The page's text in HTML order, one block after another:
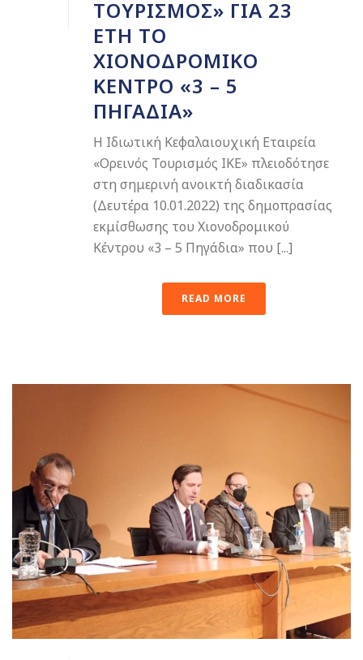
ΤΟΥΡΙΣΜΌΣ» ΓΙΑ 23
ΈΤΗ ΤΟ
ΧΙΟΝΟΔΡΟΜΙΚΌ
ΚΈΝΤΡΟ «3 – 5
ΠΗΓΆΔΙΑ»
Η Ιδιωτική Κεφαλαιουχική Εταιρεία
«Ορεινός Τουρισμός ΙΚΕ» πλειοδότησε
στη σημερινή ανοικτή διαδικασία
(Δευτέρα 10.01.2022) της δημοπρασίας
εκμίσθωσης του Χιονοδρομικού
Κέντρου «3 – 5 Πηγάδια» που [...]
READ MORE